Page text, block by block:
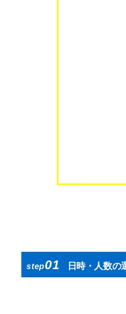
step01 日時・人数の